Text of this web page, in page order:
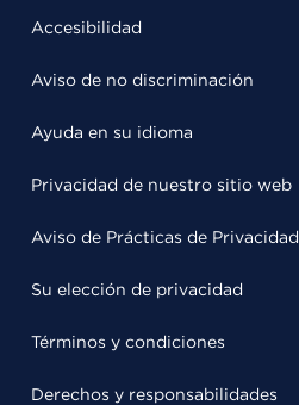
Accesibilidad
Aviso de no discriminación
Ayuda en su idioma
Privacidad de nuestro sitio web
Aviso de Prácticas de Privacidad
Su elección de privacidad
Términos y condiciones
Derechos y responsabilidades